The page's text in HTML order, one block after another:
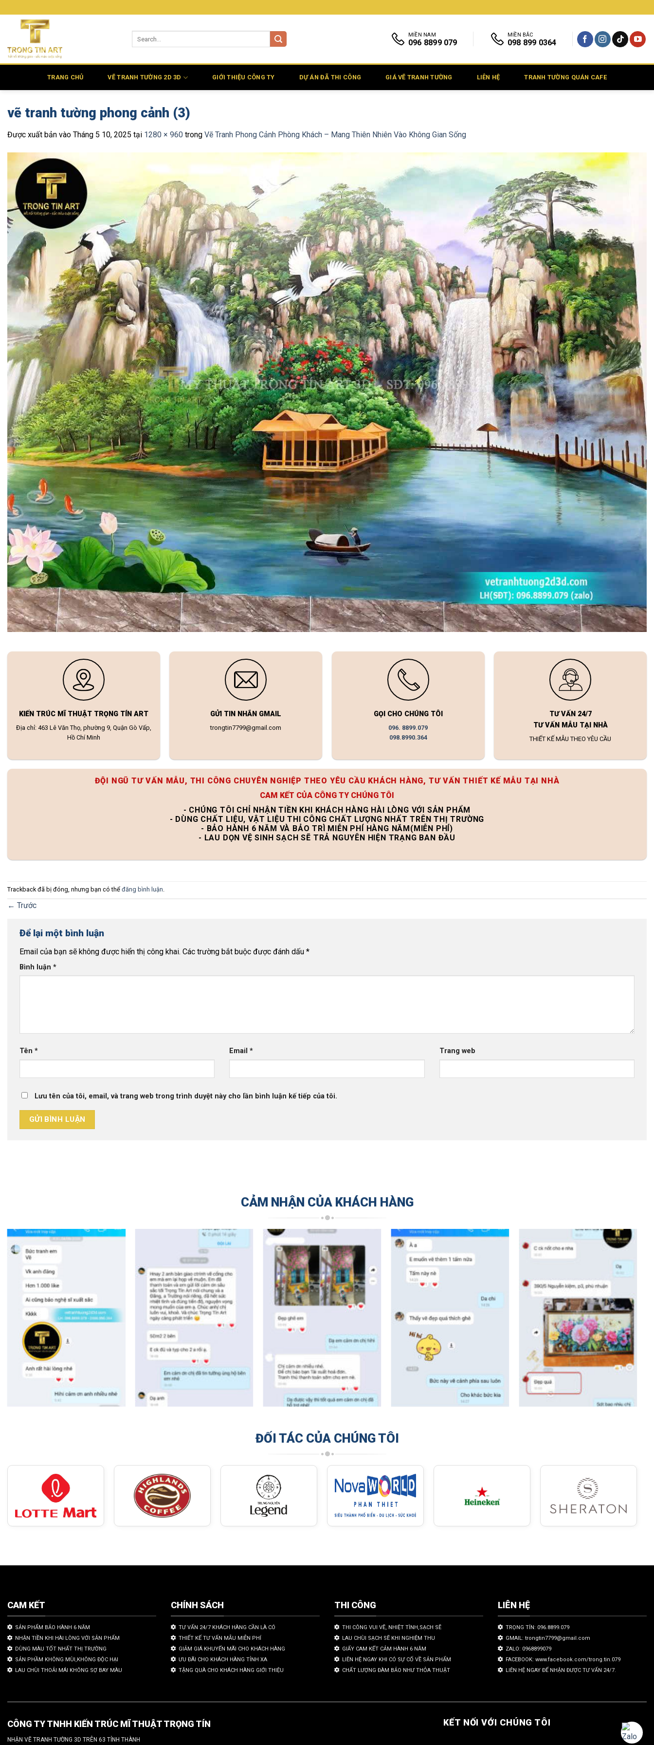
qua
MIỀN NAM
096 8899 079
MIỀN BẮC
098 899 0364
TRANG CHỦ VẼ TRANH TƯỜNG 2D 3D GIỚI THIỆU CÔNG TY DỰ ÁN ĐÃ THI CÔNG GIÁ VẼ TRANH TƯỜNG LIÊN HỆ TRANH TƯỜNG QUÁN CAFE
vẽ tranh tường phong cảnh (3)
Được xuất bản vào Tháng 5 10, 2025 tại 1280 × 960 trong Vẽ Tranh Phong Cảnh Phòng Khách – Mang Thiên Nhiên Vào Không Gian Sống
KIẾN TRÚC MĨ THUẬT TRỌNG TÍN ART
Địa chỉ: 463 Lê Văn Thọ, phường 9, Quận Gò Vấp,
Hồ Chí Minh
GỬI TIN NHẮN GMAIL
trongtin7799@gmail.com
GỌI CHO CHÚNG TÔI
096. 8899.079
098.8990.364
TƯ VẤN 24/7
TƯ VẤN MẪU TẠI NHÀ
THIẾT KẾ MẪU THEO YÊU CẦU
ĐỘI NGŨ TƯ VẤN MẪU, THI CÔNG CHUYÊN NGHIỆP THEO YÊU CẦU KHÁCH HÀNG, TƯ VẤN THIẾT KẾ MẪU TẠI NHÀ
CAM KẾT CỦA CÔNG TY CHÚNG TÔI
- CHÚNG TÔI CHỈ NHẬN TIỀN KHI KHÁCH HÀNG HÀI LÒNG VỚI SẢN PHẨM
- DÙNG CHẤT LIỆU, VẬT LIỆU THI CÔNG CHẤT LƯỢNG NHẤT TRÊN THỊ TRƯỜNG
- BẢO HÀNH 6 NĂM VÀ BẢO TRÌ MIỄN PHÍ HÀNG NĂM(MIỄN PHÍ)
- LAU DỌN VỆ SINH SẠCH SẼ TRẢ NGUYÊN HIỆN TRẠNG BAN ĐẦU
Trackback đã bị đóng, nhưng bạn có thể đăng bình luận.
← Trước
Để lại một bình luận
Email của bạn sẽ không được hiển thị công khai. Các trường bắt buộc được đánh dấu *
Bình luận *
Tên * Email* Trang web
Lưu tên của tôi, email, và trang web trong trình duyệt này cho lần bình luận kế tiếp của tôi.
CẢM NHẬN CỦA KHÁCH HÀNG
ĐỐI TÁC CỦA CHÚNG TÔI
CAM KẾT
SẢN PHẨM BẢO HÀNH 6 NĂM
NHẬN TIỀN KHI HÀI LÒNG VỚI SẢN PHẨM
DÙNG MÀU TỐT NHẤT THỊ TRƯỜNG
SẢN PHẦM KHÔNG MÙI,KHÔNG ĐỘC HẠI
LAU CHÙI THOẢI MÁI KHÔNG SỢ BAY MÀU
CHÍNH SÁCH
TƯ VẤN 24/7 KHÁCH HÀNG CẦN LÀ CÓ
THIẾT KẾ TƯ VẤN MẪU MIỄN PHÍ
GIẢM GIÁ KHUYẾN MÃI CHO KHÁCH HÀNG
ƯU ĐÃI CHO KHÁCH HÀNG TỈNH XA
TẶNG QUÀ CHO KHÁCH HÀNG GIỚI THIỆU
THI CÔNG
THI CÔNG VUI VẼ, NHIỆT TÌNH,SẠCH SẼ
LAU CHÙI SẠCH SẼ KHI NGHIỆM THU
GIẤY CAM KẾT CẢM HÀNH 6 NĂM
LIÊN HỆ NGAY KHI CÓ SỰ CỐ VỀ SẢN PHẨM
CHẤT LƯỢNG ĐÀM BẢO NHƯ THỎA THUẬT
LIÊN HỆ
TRỌNG TÍN: 096.8899.079
GMAIL: trongtin7799@gmail.com
ZALO: 0968899079
FACEBOOK: www.facebook.com/trong.tin.079
LIÊN HỆ NGAY ĐỂ NHẬN ĐƯỢC TƯ VẤN 24/7.
CÔNG TY TNHH KIẾN TRÚC MĨ THUẬT TRỌNG TÍN
NHẬN VẼ TRANH TƯỜNG 3D TRÊN 63 TỈNH THÀNH
KẾT NỐI VỚI CHÚNG TÔI